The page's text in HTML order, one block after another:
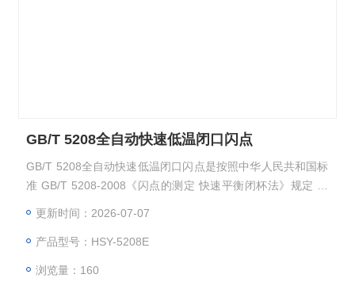
GB/T 5208全自动快速低温闭口闪点
GB/T 5208全自动快速低温闭口闪点是按照中华人民共和国标
准 GB/T 5208-2008《闪点的测定 快速平衡闭杯法》规定 的
更新时间：2026-07-07
产品型号：HSY-5208E
浏览量：160